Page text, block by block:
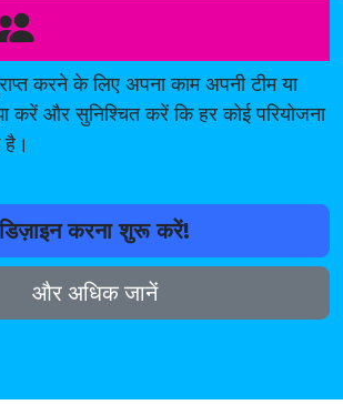
करने के लिए अपना काम अपनी टीम या
करें और सुनिश्चित करें कि हर कोई परियोजना
डिज़ाइन करना शुरू करें!
और अधिक जानें